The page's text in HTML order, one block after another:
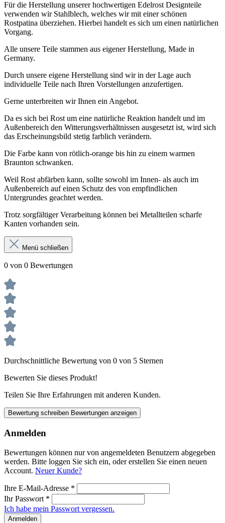
Für die Herstellung unserer hochwertigen Edelrost Designteile
verwenden wir Stahlblech, welches wir mit einer schönen
Rostpatina überziehen. Hierbei handelt es sich um einen natürlichen
Vorgang.
Alle unsere Teile stammen aus eigener Herstellung, Made in
Germany.
Durch unsere eigene Herstellung sind wir in der Lage auch
individuelle Teile nach Ihren Vorstellungen anzufertigen.
Gerne unterbreiten wir Ihnen ein Angebot.
Da es sich bei Rost um eine natürliche Reaktion handelt und im
Außenbereich den Witterungsverhältnissen ausgesetzt ist, wird sich
das Erscheinungsbild stetig farblich verändern.
Die Farbe kann von rötlich-orange bis hin zu einem warmen
Braunton schwanken.
Weil Rost abfärben kann, sollte sowohl im Innen- als auch im
Außenbereich auf einen Schutz des von empfindlichen
Untergrundes geachtet werden.
Trotz sorgfältiger Verarbeitung können bei Metallteilen scharfe
Kanten vorhanden sein.
Menü schließen
0 von 0 Bewertungen
Durchschnittliche Bewertung von 0 von 5 Sternen
Bewerten Sie dieses Produkt!
Teilen Sie Ihre Erfahrungen mit anderen Kunden.
Bewertung schreiben Bewertungen anzeigen
Anmelden
Bewertungen können nur von angemeldeten Benutzern abgegeben
werden. Bitte loggen Sie sich ein, oder erstellen Sie einen neuen
Account. Neuer Kunde?
Ihre E-Mail-Adresse *
Ihr Passwort *
Ich habe mein Passwort vergessen.
Anmelden